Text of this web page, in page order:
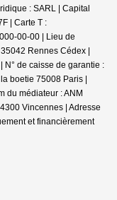
: SARL | Capital
| Carte T :
00-00 | Lieu de
Rennes Cédex |
N° de caisse de garantie :
boetie 75008 Paris |
du médiateur : ANM
Vincennes | Adresse
et financièrement